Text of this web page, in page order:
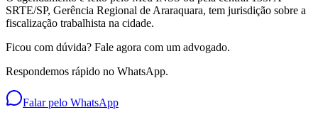
SRTE/SP, Gerência Regional de Araraquara, tem jurisdição sobre a
fiscalização trabalhista na cidade.
Ficou com dúvida? Fale agora com um advogado.
Respondemos rápido no WhatsApp.
Falar pelo WhatsApp